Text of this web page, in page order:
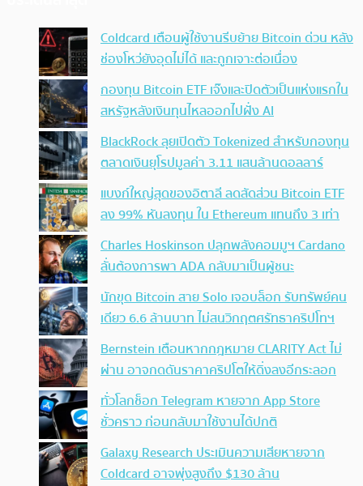
Coldcard เตือนผู้ใช้งานรีบย้าย Bitcoin ด่วน หลัง
ช่องโหว่ยังอุดไม่ได้ และถูกเจาะต่อเนื่อง
กองทุน Bitcoin ETF เจ๊งและปิดตัวเป็นแห่งแรกใน
สหรัฐหลังเงินทุนไหลออกไปฝั่ง AI
BlackRock ลุยเปิดตัว Tokenized สำหรับกองทุน
ตลาดเงินยุโรปมูลค่า 3.11 แสนล้านดอลลาร์
แบงก์ใหญ่สุดของอิตาลี ลดสัดส่วน Bitcoin ETF
ลง 99% หันลงทุน ใน Ethereum แทนถึง 3 เท่า
Charles Hoskinson ปลุกพลังคอมมูฯ Cardano
ลั่นต้องการพา ADA กลับมาเป็นผู้ชนะ
นักขุด Bitcoin สาย Solo เจอบล็อก รับทรัพย์คน
เดียว 6.6 ล้านบาท ไม่สนวิกฤตศรัทธาคริปโทฯ
Bernstein เตือนหากกฎหมาย CLARITY Act ไม่
ผ่าน อาจกดดันราคาคริปโตให้ดิ่งลงอีกระลอก
ทั่วโลกช็อก Telegram หายจาก App Store
ชั่วคราว ก่อนกลับมาใช้งานได้ปกติ
Galaxy Research ประเมินความเสียหายจาก
Coldcard อาจพุ่งสูงถึง $130 ล้าน